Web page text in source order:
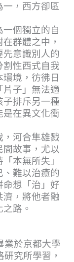
，西方卻區
個獨立的自
群體之中，
先意識別人的
割性西式自我
境，彷彿日
片子」無法適
子排斥另一種
是在異文化衝
，河合隼雄戮
故事，尤以
本無所失」
、難以治癒的
命想「治」好
濟，將他者融
路。
於京都大學
究所學習，